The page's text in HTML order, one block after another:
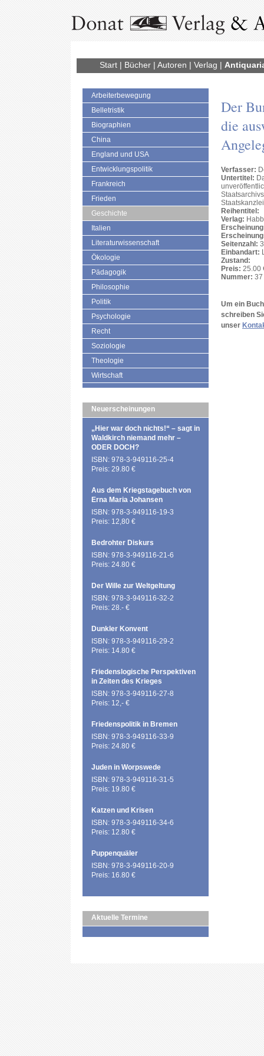
Start | Bücher | Autoren | Verlag |
Arbeiterbewegung
Belletristik
Biographien
China
England und USA
Entwicklungspolitik
Frankreich
Frieden
Geschichte
Italien
Literaturwissenschaft
Ökologie
Pädagogik
Philosophie
Politik
Psychologie
Recht
Soziologie
Theologie
Wirtschaft
Neuerscheinungen
„Hier war doch nichts!“ – sagt in
Waldkirch niemand mehr –
ODER DOCH?
ISBN: 978-3-949116-25-4
Preis: 29.80 €
Aus dem Kriegstagebuch von
Erna Maria Johansen
ISBN: 978-3-949116-19-3
Preis: 12,80 €
Bedrohter Diskurs
ISBN: 978-3-949116-21-6
Preis: 24.80 €
Der Wille zur Weltgeltung
ISBN: 978-3-949116-32-2
Preis: 28.- €
Dunkler Konvent
ISBN: 978-3-949116-29-2
Preis: 14.80 €
Friedenslogische Perspektiven
in Zeiten des Krieges
ISBN: 978-3-949116-27-8
Preis: 12,- €
Friedenspolitik in Bremen
ISBN: 978-3-949116-33-9
Preis: 24.80 €
Juden in Worpswede
ISBN: 978-3-949116-31-5
Preis: 19.80 €
Katzen und Krisen
ISBN: 978-3-949116-34-6
Preis: 12.80 €
Puppenquäler
ISBN: 978-3-949116-20-9
Preis: 16.80 €
Aktuelle Termine
Der
die
Verfasser:
Untertitel:
Reihentitel:
Verlag:
Seitenzahl:
Einbandart:
Zustand:
Preis: 25.00
Nummer: 37
Um ein
schreiben
unser